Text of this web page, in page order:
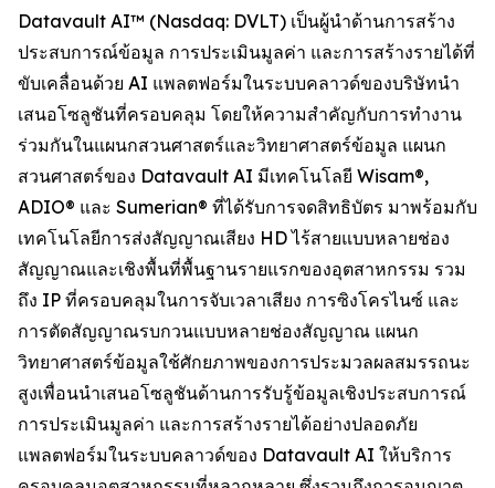
Datavault AI™ (Nasdaq: DVLT) เป็นผู้นำด้านการสร้าง
ประสบการณ์ข้อมูล การประเมินมูลค่า และการสร้างรายได้ที่
ขับเคลื่อนด้วย AI แพลตฟอร์มในระบบคลาวด์ของบริษัทนำ
เสนอโซลูชันที่ครอบคลุม โดยให้ความสำคัญกับการทำงาน
ร่วมกันในแผนกสวนศาสตร์และวิทยาศาสตร์ข้อมูล แผนก
สวนศาสตร์ของ Datavault AI มีเทคโนโลยี Wisam®,
ADIO® และ Sumerian® ที่ได้รับการจดสิทธิบัตร มาพร้อมกับ
เทคโนโลยีการส่งสัญญาณเสียง HD ไร้สายแบบหลายช่อง
สัญญาณและเชิงพื้นที่พื้นฐานรายแรกของอุตสาหกรรม รวม
ถึง IP ที่ครอบคลุมในการจับเวลาเสียง การซิงโครไนซ์ และ
การตัดสัญญาณรบกวนแบบหลายช่องสัญญาณ แผนก
วิทยาศาสตร์ข้อมูลใช้ศักยภาพของการประมวลผลสมรรถนะ
สูงเพื่อนนำเสนอโซลูชันด้านการรับรู้ข้อมูลเชิงประสบการณ์
การประเมินมูลค่า และการสร้างรายได้อย่างปลอดภัย
แพลตฟอร์มในระบบคลาวด์ของ Datavault AI ให้บริการ